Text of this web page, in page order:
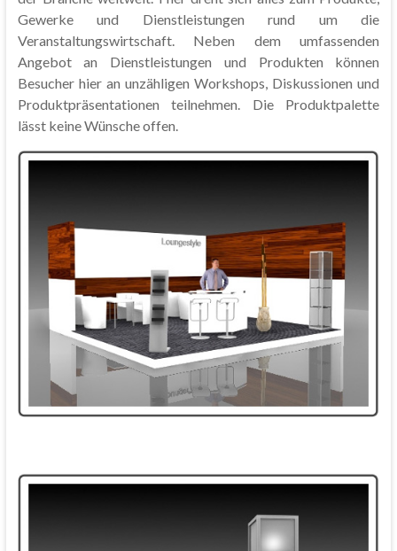
Gewerke und Dienstleistungen rund um die
Veranstaltungswirtschaft. Neben dem umfassenden
Angebot an Dienstleistungen und Produkten können
Besucher hier an unzähligen Workshops, Diskussionen und
Produktpräsentationen teilnehmen. Die Produktpalette
lässt keine Wünsche offen.